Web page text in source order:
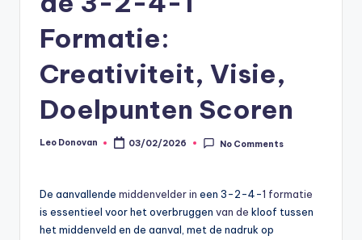
Formatie:
Creativiteit, Visie,
Doelpunten Scoren
Posted
Leo Donovan 03/02/2026 No Comments
De aanvallende middenvelder in een 3-2-4-1 formatie
is essentieel voor het overbruggen van de kloof tussen
het middenveld en de aanval, met de nadruk op